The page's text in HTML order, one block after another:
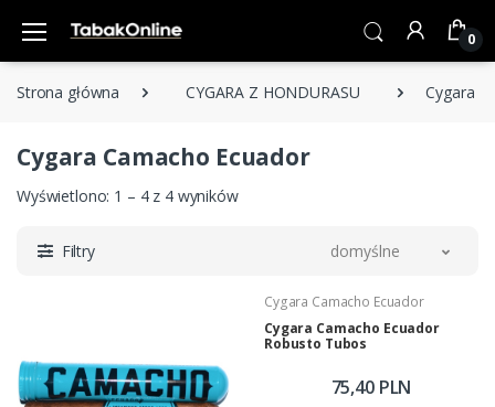
0
Strona główna CYGARA Z HONDURASU Cygara
Cygara Camacho Ecuador
Wyświetlono: 1 – 4 z 4 wyników
Filtry domyślne
Cygara Camacho Ecuador
Cygara Camacho Ecuador
Robusto Tubos
75,40 PLN